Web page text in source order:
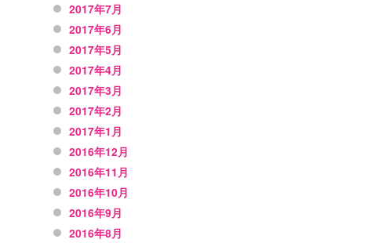
2017年7月
2017年6月
2017年5月
2017年4月
2017年3月
2017年2月
2017年1月
2016年12月
2016年11月
2016年10月
2016年9月
2016年8月